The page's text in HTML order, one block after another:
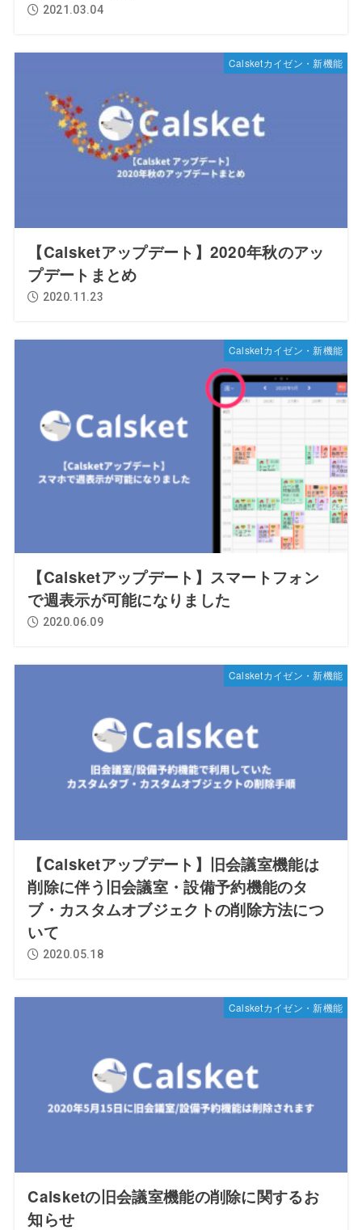
2021.03.04
Calsketカイゼン・新機能
【Calsketアップデート】2020年秋のアッ
プデートまとめ
2020.11.23
Calsketカイゼン・新機能
【Calsketアップデート】スマートフォン
で週表示が可能になりました
2020.06.09
Calsketカイゼン・新機能
【Calsketアップデート】旧会議室機能は
削除に伴う旧会議室・設備予約機能のタ
ブ・カスタムオブジェクトの削除方法につ
いて
2020.05.18
Calsketカイゼン・新機能
Calsketの旧会議室機能の削除に関するお
知らせ